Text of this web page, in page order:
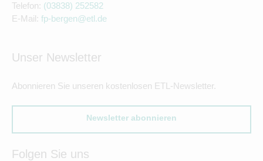
Telefon: (03838) 252582
E-Mail: fp-bergen@etl.de
Unser Newsletter
Abonnieren Sie unseren kostenlosen ETL-Newsletter.
Newsletter abonnieren
Folgen Sie uns